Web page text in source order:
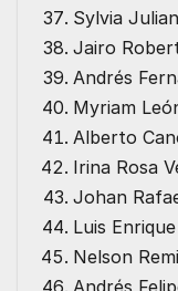
Sylvia
Jairo
Andrés
Myriam
Alberto
Irina Rosa
Johan
Luis
Nelson